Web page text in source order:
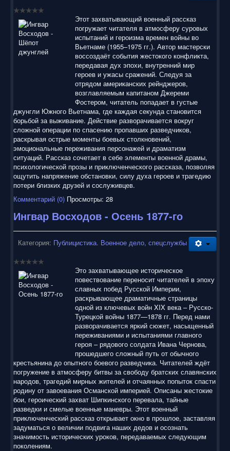
Вам электронные книги бесплатно и без регистрации введя
автора, название книги или имя полюбившегося героя в
строку поиска. На нашем сайте для ознакомления можно
бесплатно
скачатькниги в электронных форматах fb2,
epub, pdf, rtf, txt, читать онлайн или купить лицензионные
электронные книги. Наш сайт постоянно развивается и
пополняется. Надеюсь, Вы станете нашим постоянным
Этот захватывающий военный рассказ
погружает читателя в атмосферу суровых
испытаний и героизма времен войны во
Вьетнаме (1955–1975 гг.). Автор мастерски
воссоздаёт события жестокого конфликта,
передавая дух эпохи, внутренний мир
героев и ужасы сражений. Следуя за
отрядом американских рейнджеров,
возглавляемым капитаном Джереми
Фостером, читатель попадает в густые
джунгли Южного Вьетнама, где каждая секунда становится
борьбой за выживание. Действие разворачивается вокруг
сложной операции по спасению пропавших разведчиков,
раскрывая острые моменты боевых столкновений,
эмоциональные переживания персонажей и драматизм
ситуаций. Рассказ сочетает в себе элементы военной драмы,
психологической прозы и приключенческого рассказа, позволяя
ощутить напряжение обстановки, силу духа героев и трагедию
потери близких друзей и сослуживцев.
Комментарий (0) Просмотры: 28
Ингвар Восходов - Осень 1877-го
Категория: Публицистика. Военное дело, спецслужбы
Это захватывающее историческое
повествование переносит читателей в эпоху
славных побед Русской Империи,
раскрывающее драматичные страницы
одной из ключевых войн XIX века – Русско-
Турецкой войны 1877—1878 гг. Перед нами
разворачивается яркий сюжет, насыщенный
переживаниями и испытаниями главного
героя – рядового солдата Ивана Чернова,
прошедшего сложный путь от обычного
крестьянина до опытного боевого разведчика. Читателей ждёт
погружение в атмосферу битвы за свободу братских славянских
народов, трагедий мирных жителей и отчаянных попыток спасти
родину от завоевания Османской империей. Описаны жестокие
бои, героический захват Шипкинского перевала, тайные
разведки и смелые военные маневры. Этот военный
приключенческий рассказ открывает окно в прошлое, заставляя
задуматься о величии подвига наших дедов и осознать
значимость исторических уроков, передаваемых следующим
поколениям.